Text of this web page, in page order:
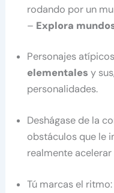
rodando por un
– Explora
Personajes
elementales y
personalidades.
Deshágase de la
obstáculos que le
realmente
Tú marcas el